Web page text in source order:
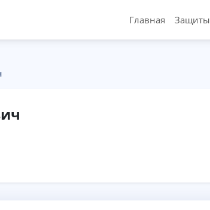
Главная Защиты